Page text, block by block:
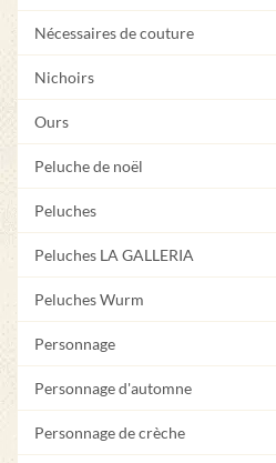
Nécessaires de couture
Nichoirs
Ours
Peluche de noël
Peluches
Peluches LA GALLERIA
Peluches Wurm
Personnage
Personnage d'automne
Personnage de crèche